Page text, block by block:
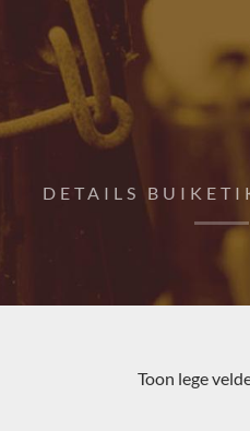
DETAILS
Toon lege